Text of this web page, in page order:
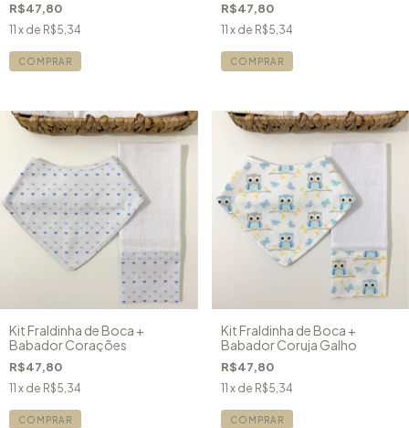
R$47,80
11 x de R$5,34
R$47,80
11 x de R$5,34
Kit Fraldinha de Boca +
Babador Corações
R$47,80
11 x de R$5,34
Kit Fraldinha de Boca +
Babador Coruja Galho
R$47,80
11 x de R$5,34